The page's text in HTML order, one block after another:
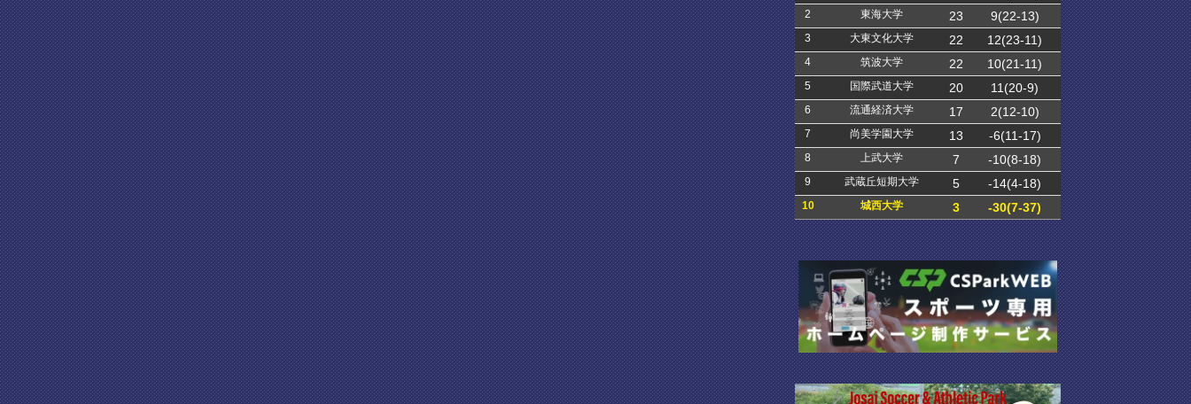
2 東海大学 23 9(22-13)
3 大東文化大学 22 12(23-11)
4 筑波大学 22 10(21-11)
5 国際武道大学 20 11(20-9)
6 流通経済大学 17 2(12-10)
7 尚美学園大学 13 -6(11-17)
8 上武大学 7 -10(8-18)
9 武蔵丘短期大学 5 -14(4-18)
10 城西大学 3 -30(7-37)